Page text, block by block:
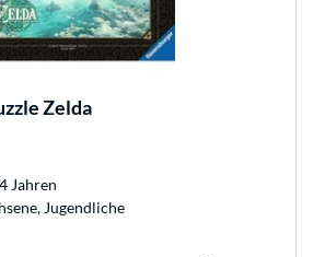
Zelda
Jahren
Jugendliche